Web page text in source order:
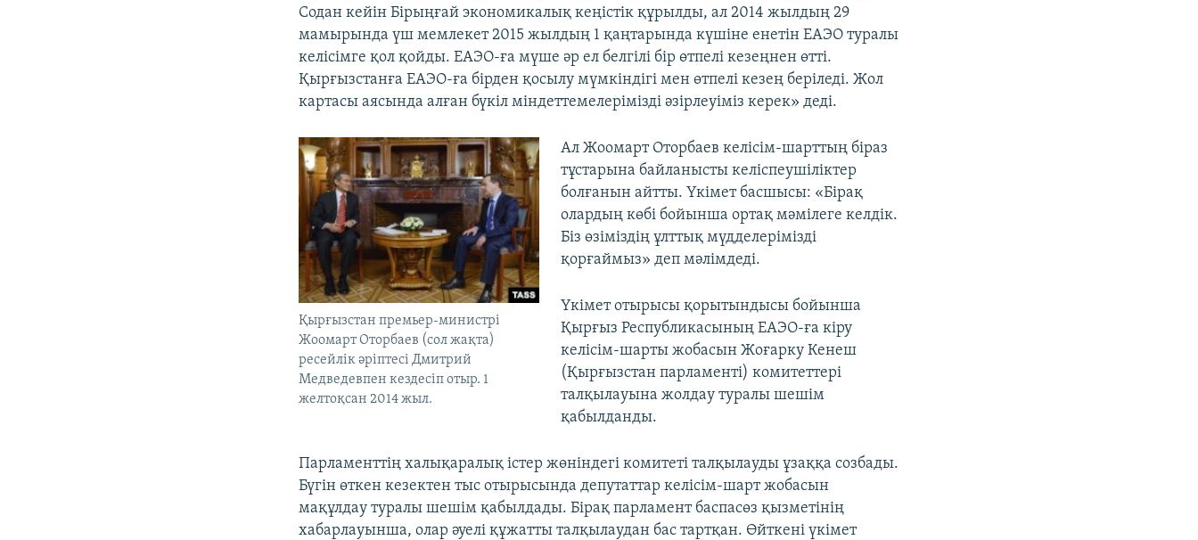
Содан кейін Бірыңғай экономикалық кеңістік құрылды, ал 2014 жылдың 29
мамырында үш мемлекет 2015 жылдың 1 қаңтарында күшіне енетін ЕАЭО туралы
келісімге қол қойды. ЕАЭО-ға мүше әр ел белгілі бір өтпелі кезеңнен өтті.
Қырғызстанға ЕАЭО-ға бірден қосылу мүмкіндігі мен өтпелі кезең беріледі. Жол
картасы аясында алған бүкіл міндеттемелерімізді әзірлеуіміз керек» деді.
Қырғызстан премьер-министрі
Жоомарт Оторбаев (сол жақта)
ресейлік әріптесі Дмитрий
Медведевпен кездесіп отыр. 1
желтоқсан 2014 жыл.
Ал Жоомарт Оторбаев келісім-шарттың біраз
тұстарына байланысты келіспеушіліктер
болғанын айтты. Үкімет басшысы: «Бірақ
олардың көбі бойынша ортақ мәмілеге келдік.
Біз өзіміздің ұлттық мүдделерімізді
қорғаймыз» деп мәлімдеді.
Үкімет отырысы қорытындысы бойынша
Қырғыз Республикасының ЕАЭО-ға кіру
келісім-шарты жобасын Жоғарку Кенеш
(Қырғызстан парламенті) комитеттері
талқылауына жолдау туралы шешім
қабылданды.
Парламенттің халықаралық істер жөніндегі комитеті талқылауды ұзаққа созбады.
Бүгін өткен кезектен тыс отырысында депутаттар келісім-шарт жобасын
мақұлдау туралы шешім қабылдады. Бірақ парламент баспасөз қызметінің
хабарлауынша, олар әуелі құжатты талқылаудан бас тартқан. Өйткені үкімет